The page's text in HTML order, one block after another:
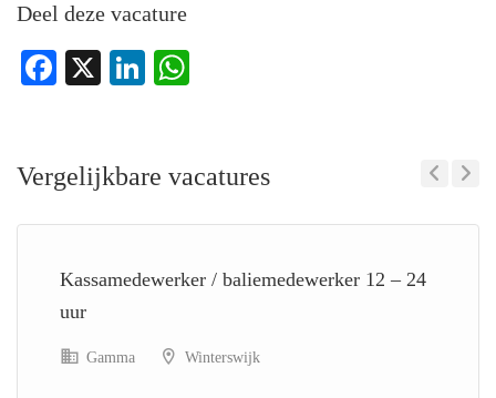
Deel deze vacature
Facebook
X LinkedIn
Vergelijkbare vacatures
Kassamedewerker / baliemedewerker 12 – 24
uur
Gamma Winterswijk